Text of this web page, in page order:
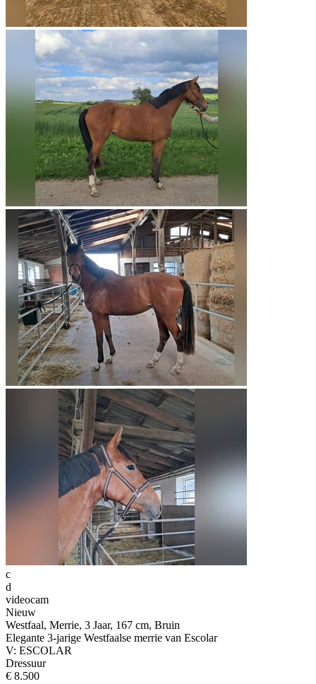
c
d
videocam
Nieuw
Westfaal, Merrie, 3 Jaar, 167 cm, Bruin
Elegante 3-jarige Westfaalse merrie van Escolar
V: ESCOLAR
Dressuur
€ 8.500